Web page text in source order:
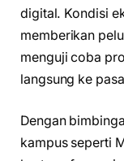
digital. Kondisi
memberikan
menguji coba
langsung ke
Dengan
kampus seperti